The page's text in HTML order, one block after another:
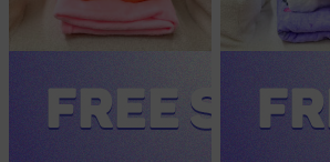
các bạn trẻ YÊU THÍCH NHẤT.
Gối ôm dài - Khỉ Bông YoYo CiCi
được thiết
Cách đo Size Gấu Bông:
Gấu Ngồi (có chân): được đo từ